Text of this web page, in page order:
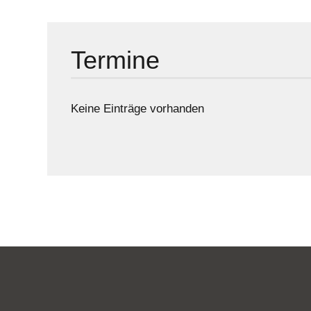
Termine
Keine Einträge vorhanden